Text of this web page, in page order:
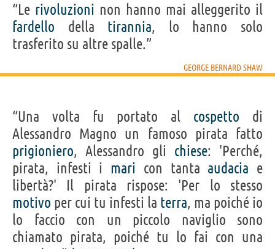
“Le rivoluzioni non hanno mai alleggerito il
fardello della tirannia, lo hanno solo
trasferito su altre spalle.”
GEORGE BERNARD SHAW
“Una volta fu portato al cospetto di
Alessandro Magno un famoso pirata fatto
prigioniero, Alessandro gli chiese: 'Perché,
pirata, infesti i mari con tanta audacia e
libertà?' Il pirata rispose: 'Per lo stesso
motivo per cui tu infesti la terra, ma poiché io
lo faccio con un piccolo naviglio sono
chiamato pirata, poiché tu lo fai con una